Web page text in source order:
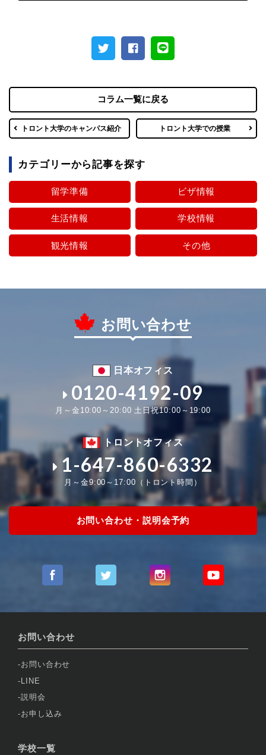
トロント大学のキャンパス紹介
コラム一覧に戻る
トロント大学での授業
カテゴリーから記事を探す
留学準備 ビザ情報
生活情報 学校情報
観光情報 その他
お問い合わせ
日本オフィス
0120-4192-09
月～金10:00～20:00 土日祝10:00～19:00
トロントオフィス
1-647-860-6332
月～金9:00～17:00（トロント時間）
お問い合わせ・説明会予約
お問い合わせ
お問い合わせ
LINE
説明会
お申し込み
学校一覧